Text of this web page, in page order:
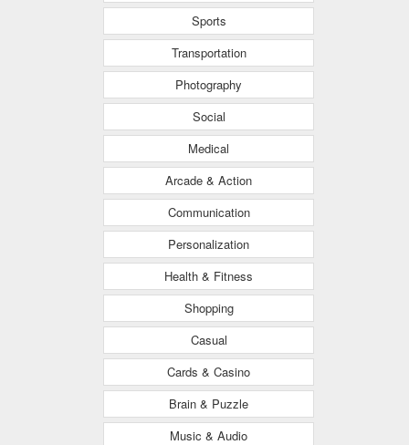
Sports
Transportation
Photography
Social
Medical
Arcade & Action
Communication
Personalization
Health & Fitness
Shopping
Casual
Cards & Casino
Brain & Puzzle
Music & Audio